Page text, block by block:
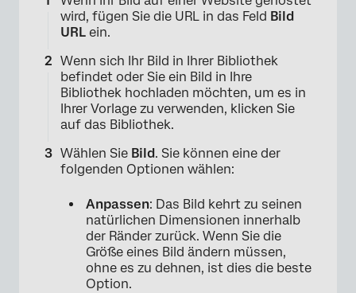
wird, fügen Sie die URL in das Feld Bild
URL ein.
Wenn sich Ihr Bild in Ihrer Bibliothek
befindet oder Sie ein Bild in Ihre
Bibliothek hochladen möchten, um es in
Ihrer Vorlage zu verwenden, klicken Sie
auf das Bibliothek.
Wählen Sie Bild. Sie können eine der
folgenden Optionen wählen:
Anpassen: Das Bild kehrt zu seinen
natürlichen Dimensionen innerhalb
der Ränder zurück. Wenn Sie die
Größe eines Bild ändern müssen,
ohne es zu dehnen, ist dies die beste
Option.